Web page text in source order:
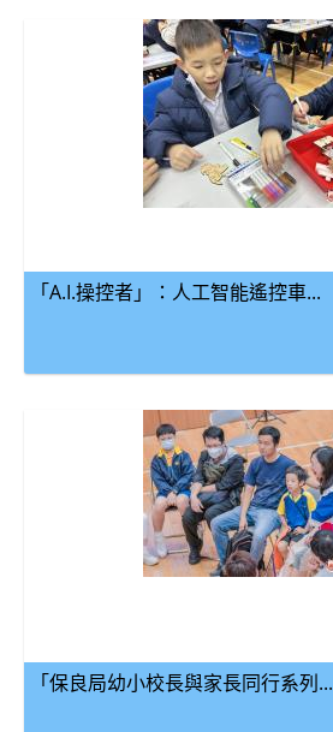
「A.I.操控者」：人工智能遙控車...
「保良局幼小校長與家長同行系列...